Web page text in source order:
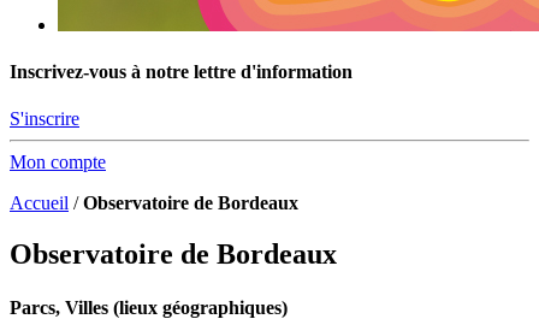
Inscrivez-vous à notre lettre d'information
S'inscrire
Mon compte
Accueil /Observatoire de Bordeaux
Observatoire de Bordeaux
Parcs, Villes (lieux géographiques)